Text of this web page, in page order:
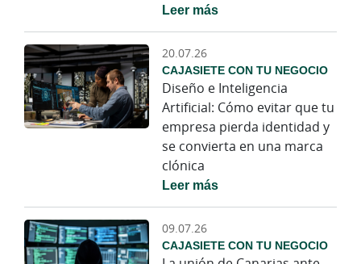
Leer más
20.07.26
CAJASIETE CON TU NEGOCIO
Diseño e Inteligencia
Artificial: Cómo evitar que tu
empresa pierda identidad y
se convierta en una marca
clónica
Leer más
09.07.26
CAJASIETE CON TU NEGOCIO